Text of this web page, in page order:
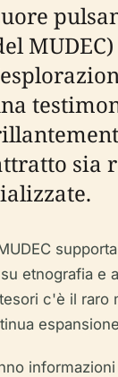
etnografia e
c'è il raro